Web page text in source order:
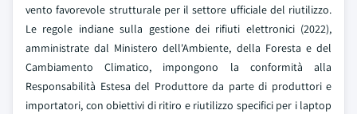
vento favorevole strutturale per il settore ufficiale del riutilizzo.
Le regole indiane sulla gestione dei rifiuti elettronici (2022),
amministrate dal Ministero dell'Ambiente, della Foresta e del
Cambiamento Climatico, impongono la conformità alla
Responsabilità Estesa del Produttore da parte di produttori e
importatori, con obiettivi di ritiro e riutilizzo specifici per i laptop